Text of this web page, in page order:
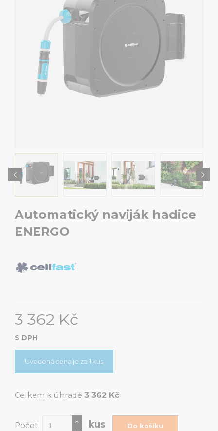
Automatický naviják hadice
ENERGO
3 362 Kč
S DPH
Uvedená cena je za 1 kus
Celkem k úhradě 3 362 Kč
Počet kus Do košíku